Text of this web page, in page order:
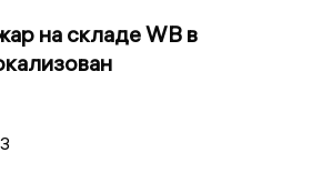
на складе WB в